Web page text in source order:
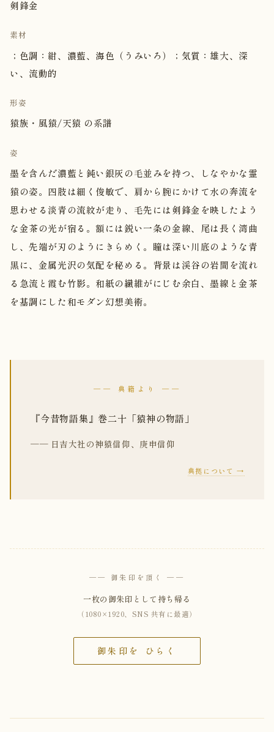
剣鋒金
素材
；色調：紺、濃藍、海色（うみいろ）；気質：雄大、深
い、流動的
形姿
猿族・風猿/天猿 の系譜
姿
墨を含んだ濃藍と鈍い銀灰の毛並みを持つ、しなやかな霊
猿の姿。四肢は細く俊敏で、肩から腕にかけて水の奔流を
思わせる淡青の流紋が走り、毛先には剣鋒金を映したよう
な金茶の光が宿る。額には鋭い一条の金線、尾は長く湾曲
し、先端が刃のようにきらめく。瞳は深い川底のような青
黒に、金属光沢の気配を秘める。背景は渓谷の岩間を流れ
る急流と霞む竹影。和紙の繊維がにじむ余白、墨線と金茶
を基調にした和モダン幻想美術。
── 典籍より ──
『今昔物語集』巻二十「猿神の物語」
── 日吉大社の神猿信仰、庚申信仰
典拠について →
── 御朱印を頂く ──
一枚の御朱印として持ち帰る
（1080×1920、SNS 共有に最適）
御朱印を ひらく